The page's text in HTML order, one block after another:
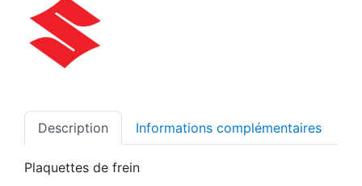
Description Informations complémentaires
Plaquettes de frein